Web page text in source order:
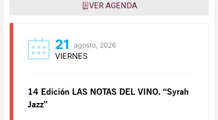
VER AGENDA
21 agosto, 2026
VIERNES
14 Edición LAS NOTAS DEL VINO. “Syrah
Jazz”